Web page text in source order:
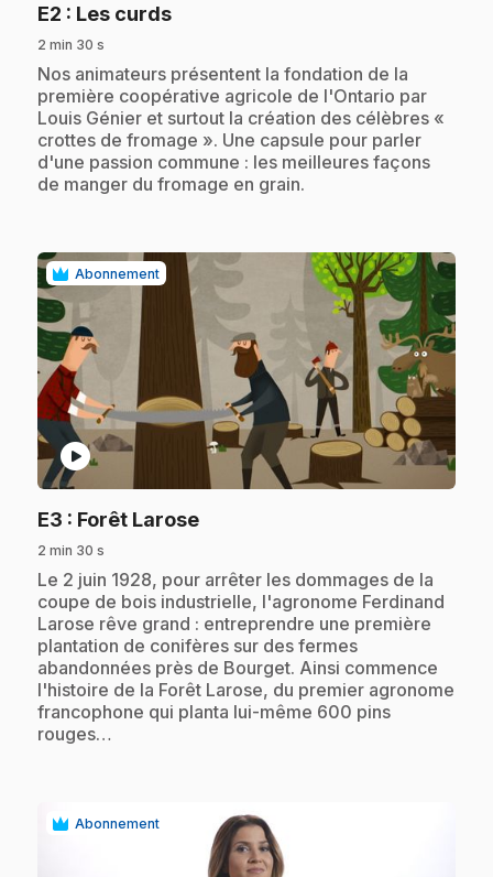
E2 : Les curds.
2 min 30 s
.Nos animateurs présentent la fondation de la
première coopérative agricole de l'Ontario par
Louis Génier et surtout la création des célèbres «
crottes de fromage ». Une capsule pour parler
d'une passion commune : les meilleures façons
de manger du fromage en grain.
Abonnement
play_circle
E3 : Forêt Larose.
2 min 30 s
.Le 2 juin 1928, pour arrêter les dommages de la
coupe de bois industrielle, l'agronome Ferdinand
Larose rêve grand : entreprendre une première
plantation de conifères sur des fermes
abandonnées près de Bourget. Ainsi commence
l'histoire de la Forêt Larose, du premier agronome
francophone qui planta lui-même 600 pins
rouges…
Abonnement